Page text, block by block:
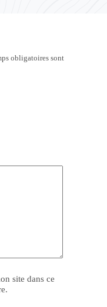
obligatoires sont
site dans ce